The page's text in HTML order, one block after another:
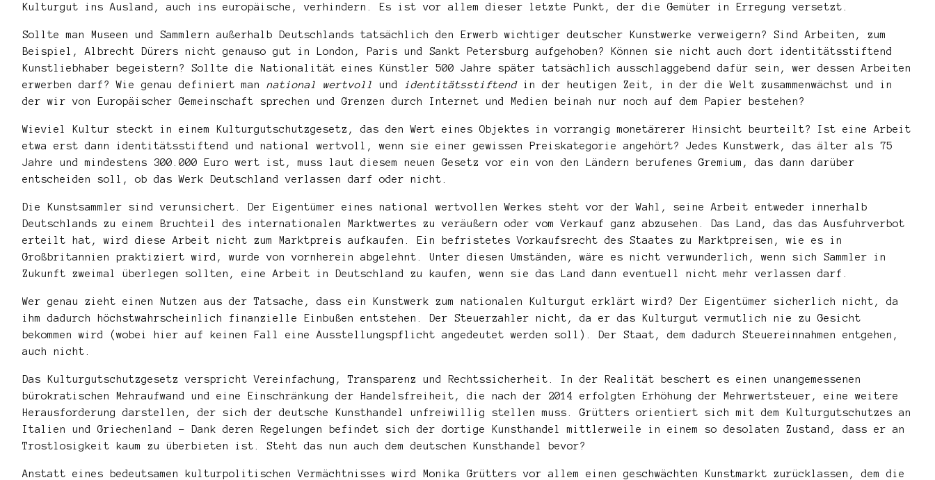
Kulturgut ins Ausland, auch ins europäische, verhindern. Es ist vor allem dieser letzte Punkt, der die Gemüter in Erregung versetzt.
Sollte man Museen und Sammlern außerhalb Deutschlands tatsächlich den Erwerb wichtiger deutscher Kunstwerke verweigern? Sind Arbeiten, zum
Beispiel, Albrecht Dürers nicht genauso gut in London, Paris und Sankt Petersburg aufgehoben? Können sie nicht auch dort identitätsstiftend
Kunstliebhaber begeistern? Sollte die Nationalität eines Künstler 500 Jahre später tatsächlich ausschlaggebend dafür sein, wer dessen Arbeiten
erwerben darf? Wie genau definiert man national wertvoll und identitätsstiftendin der heutigen Zeit, in der die Welt zusammenwächst und in
der wir von Europäischer Gemeinschaft sprechen und Grenzen durch Internet und Medien beinah nur noch auf dem Papier bestehen?
Wieviel Kultur steckt in einem Kulturgutschutzgesetz, das den Wert eines Objektes in vorrangig monetärerer Hinsicht beurteilt? Ist eine Arbeit
etwa erst dann identitätsstiftend und national wertvoll, wenn sie einer gewissen Preiskategorie angehört? Jedes Kunstwerk, das älter als 75
Jahre und mindestens 300.000 Euro wert ist, muss laut diesem neuen Gesetz vor ein von den Ländern berufenes Gremium, das dann darüber
entscheiden soll, ob das Werk Deutschland verlassen darf oder nicht.
Die Kunstsammler sind verunsichert. Der Eigentümer eines national wertvollen Werkes steht vor der Wahl, seine Arbeit entweder innerhalb
Deutschlands zu einem Bruchteil des internationalen Marktwertes zu veräußern oder vom Verkauf ganz abzusehen. Das Land, das das Ausfuhrverbot
erteilt hat, wird diese Arbeit nicht zum Marktpreis aufkaufen. Ein befristetes Vorkaufsrecht des Staates zu Marktpreisen, wie es in
Großbritannien praktiziert wird, wurde von vornherein abgelehnt. Unter diesen Umständen, wäre es nicht verwunderlich, wenn sich Sammler in
Zukunft zweimal überlegen sollten, eine Arbeit in Deutschland zu kaufen, wenn sie das Land dann eventuell nicht mehr verlassen darf.
Wer genau zieht einen Nutzen aus der Tatsache, dass ein Kunstwerk zum nationalen Kulturgut erklärt wird? Der Eigentümer sicherlich nicht, da
ihm dadurch höchstwahrscheinlich finanzielle Einbußen entstehen. Der Steuerzahler nicht, da er das Kulturgut vermutlich nie zu Gesicht
bekommen wird (wobei hier auf keinen Fall eine Ausstellungspflicht angedeutet werden soll). Der Staat, dem dadurch Steuereinnahmen entgehen,
auch nicht.
Das Kulturgutschutzgesetz verspricht Vereinfachung, Transparenz und Rechtssicherheit. In der Realität beschert es einen unangemessenen
bürokratischen Mehraufwand und eine Einschränkung der Handelsfreiheit, die nach der 2014 erfolgten Erhöhung der Mehrwertsteuer, eine weitere
Herausforderung darstellen, der sich der deutsche Kunsthandel unfreiwillig stellen muss. Grütters orientiert sich mit dem Kulturgutschutzes an
Italien und Griechenland – Dank deren Regelungen befindet sich der dortige Kunsthandel mittlerweile in einem so desolaten Zustand, dass er an
Trostlosigkeit kaum zu überbieten ist. Steht das nun auch dem deutschen Kunsthandel bevor?
Anstatt eines bedeutsamen kulturpolitischen Vermächtnisses wird Monika Grütters vor allem einen geschwächten Kunstmarkt zurücklassen, dem die